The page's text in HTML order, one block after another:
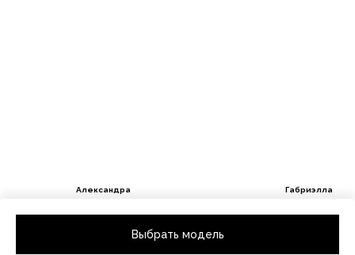
Выбрать модель
Александра
Габриэлла